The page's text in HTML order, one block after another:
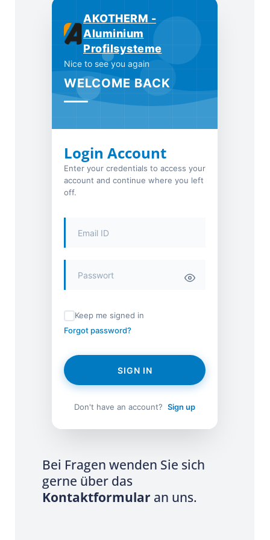
AKOTHERM -
Aluminium
Profilsysteme
Nice to see you again
WELCOME BACK
Login Account
Enter your credentials to access your
account and continue where you left
off.
Keep me signed in
Forgot password?
SIGN IN
Don't have an account? Sign up
Bei Fragen wenden Sie sich
gerne über das
Kontaktformular an uns.